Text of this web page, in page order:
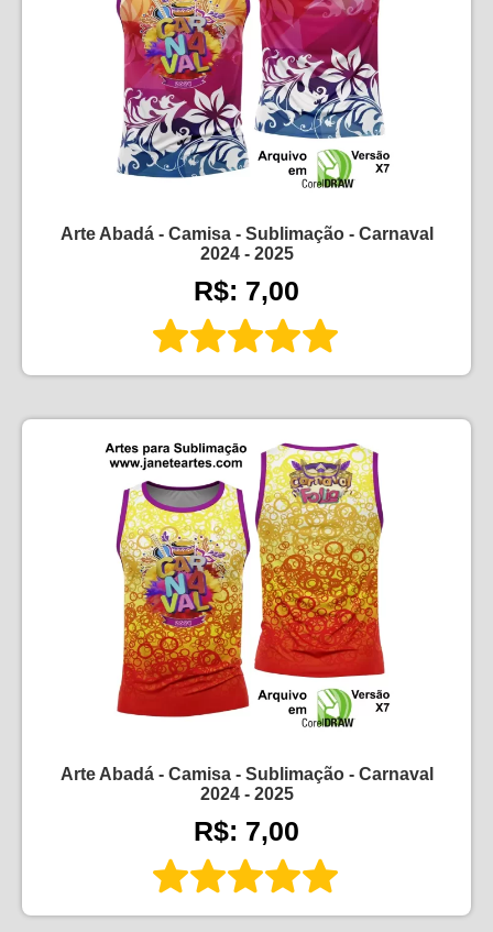
Arte Abadá - Camisa - Sublimação - Carnaval
2024 - 2025
R$: 7,00
Arte Abadá - Camisa - Sublimação - Carnaval
2024 - 2025
R$: 7,00